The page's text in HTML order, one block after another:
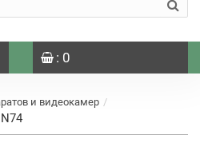
: 0
и видеокамер